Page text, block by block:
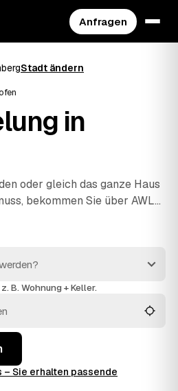
Anfragen
Stadt ändern
in
oder gleich das ganze Haus
bekommen Sie über AWL
schildern einmal den
Entrümpelung vor dem
Sie vergleichen die
B. Wohnung + Keller.
– Sie erhalten passende